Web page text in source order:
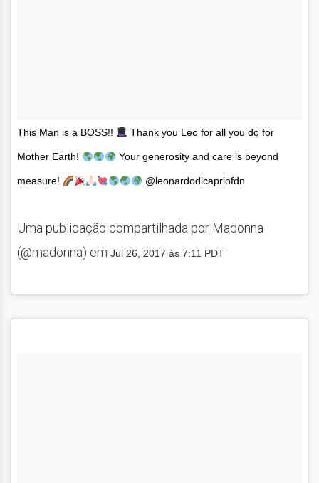
This Man is a BOSS!! Thank you Leo for all you do for
Mother Earth! Your generosity and care is beyond
measure! @leonardodicapriofdn
Uma publicação compartilhada por Madonna
(@madonna) em Jul 26, 2017 às 7:11 PDT